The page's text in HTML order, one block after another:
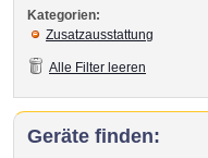
Kategorien:
Zusatzausstattung
Alle Filter leeren
Geräte finden: